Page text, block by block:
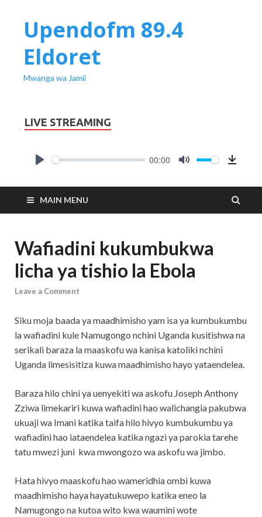
Upendofm 89.4
Eldoret
Mwanga wa Jamii
LIVE STREAMING
00:00
MAIN MENU
Wafiadini kukumbukwa
licha ya tishio la Ebola
Leave a Comment
Siku moja baada ya maadhimisho yam isa ya kumbukumbu
la wafiadini kule Namugongo nchini Uganda kusitishwa na
serikali baraza la maaskofu wa kanisa katoliki nchini
Uganda limesisitiza kuwa maadhimisho hayo yataendelea.
Baraza hilo chini ya uenyekiti wa askofu Joseph Anthony
Zziwa limekariri kuwa wafiadini hao walichangia pakubwa
ukuaji wa Imani katika taifa hilo hivyo kumbukumbu ya
wafiadini hao iataendelea katika ngazi ya parokia tarehe
tatu mwezi juni kwa mwongozo wa askofu wa jimbo.
Hata hivyo maaskofu hao wameridhia ombi kuwa
maadhimisho haya hayatukuwepo katika eneo la
Namugongo na kutoa wito kwa waumini wote